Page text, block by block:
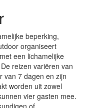
beperking,
organiseert
een lichamelijke
reizen variëren van
van 7 dagen en zijn
worden uit zowel
vier gasten mee.
of